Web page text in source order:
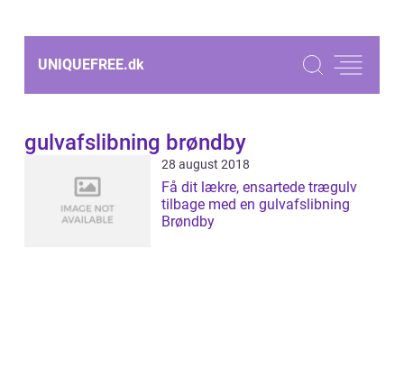
UNIQUEFREE.dk
gulvafslibning brøndby
28 august 2018
Få dit lækre, ensartede trægulv
tilbage med en gulvafslibning
Brøndby